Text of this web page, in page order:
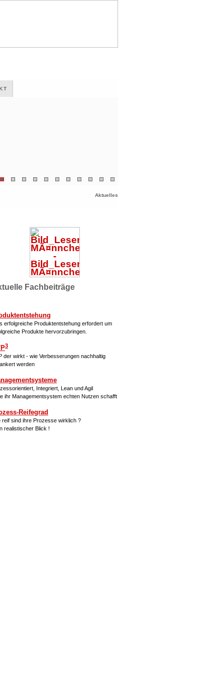
Aktuelles
Fachbeiträge
erfolgreiche Produktentstehung erfordert um
Produkte hervorzubringen.
3
der wirkt - wie Verbesserungen nachhaltig
werden
Integriert, Lean und Agil
ihr Managementsystem echten Nutzen schafft
Reifegrad
reif sind ihre Prozesse wirklich ?
realistischer Blick !